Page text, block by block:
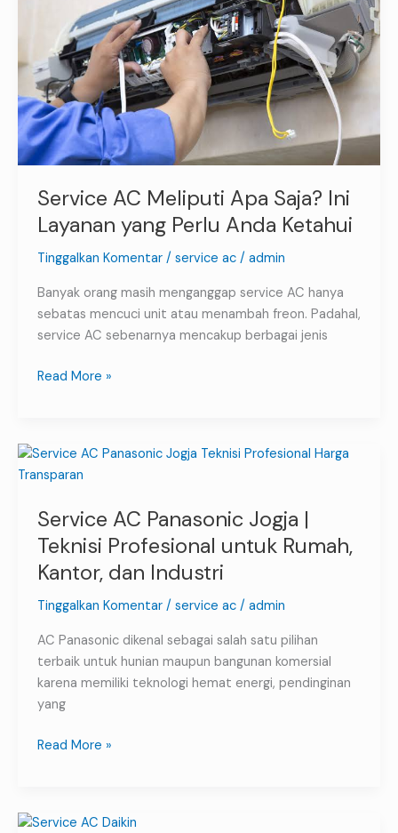
Service AC Meliputi Apa Saja? Ini
Layanan yang Perlu Anda Ketahui
Tinggalkan Komentar / service ac/ admin
Banyak orang masih menganggap service AC hanya
sebatas mencuci unit atau menambah freon. Padahal,
service AC sebenarnya mencakup berbagai jenis
Layanan
yang
Perlu
Anda
Ketahui
Read More »
Service AC Panasonic Jogja |
Teknisi Profesional untuk Rumah,
Kantor, dan Industri
Tinggalkan Komentar / service ac/ admin
AC Panasonic dikenal sebagai salah satu pilihan
terbaik untuk hunian maupun bangunan komersial
karena memiliki teknologi hemat energi, pendinginan
yang
Service
AC
Jogja
|
Profesional
untuk
Kantor,
dan
Industri
Read More »
Service